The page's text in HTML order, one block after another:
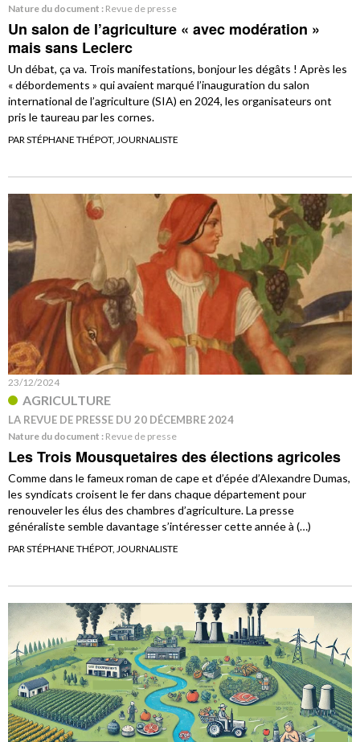
Nature du document : Revue de presse
Un salon de l’agriculture « avec modération »
mais sans Leclerc
Un débat, ça va. Trois manifestations, bonjour les dégâts ! Après les
« débordements » qui avaient marqué l’inauguration du salon
international de l’agriculture (SIA) en 2024, les organisateurs ont
pris le taureau par les cornes.
PAR STÉPHANE THÉPOT, JOURNALISTE
23/12/2024
AGRICULTURE
LA REVUE DE PRESSE DU 20 DÉCEMBRE 2024
Nature du document : Revue de presse
Les Trois Mousquetaires des élections agricoles
Comme dans le fameux roman de cape et d’épée d’Alexandre Dumas,
les syndicats croisent le fer dans chaque département pour
renouveler les élus des chambres d’agriculture. La presse
généraliste semble davantage s’intéresser cette année à (…)
PAR STÉPHANE THÉPOT, JOURNALISTE